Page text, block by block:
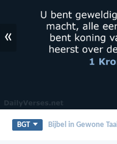
«
BGT Bijbel in Gewone Taal